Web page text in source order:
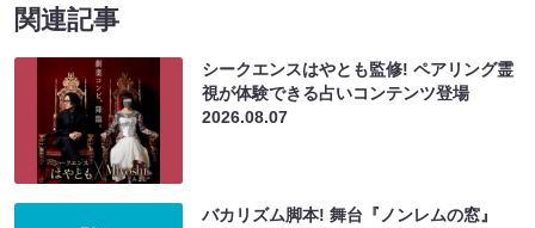
関連記事
シークエンスはやとも監修! ペアリング霊
視が体験できる占いコンテンツ登場
2026.08.07
バカリズム脚本! 舞台『ノンレムの窓』